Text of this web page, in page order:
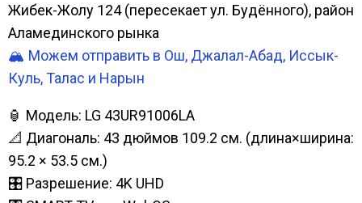
Жибек-Жолу 124 (пересекает ул. Будённого), район
Аламединского рынка
🏔️ Можем отправить в Ош, Джалал-Абад, Иссык-
Куль, Талас и Нарын
🏮 Модель: LG 43UR91006LA
📐 Диагональ: 43 дюймов 109.2 см. (длина×ширина:
95.2 × 53.5 см.)
🎛️ Разрешение: 4K UHD